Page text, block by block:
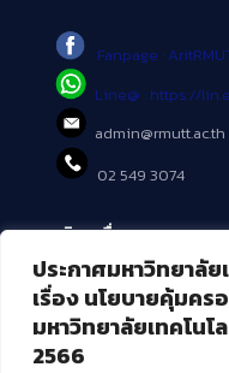
ประกาศมหาวิทยาลั
เรื่อง นโยบายคุ้มค
มหาวิทยาลัยเทคโน
2566
Fanpage :
Line@ : https://
admin@rmutt.ac.th
02 549 3074
บริการอื่นๆ ของ สวส.
ศูนย์สื่อดิจิทัล
ศูนย์นวัตกรรมและความ
ศูนย์พัฒนาและบริการน
สมัยใหม่ (MoSeC)